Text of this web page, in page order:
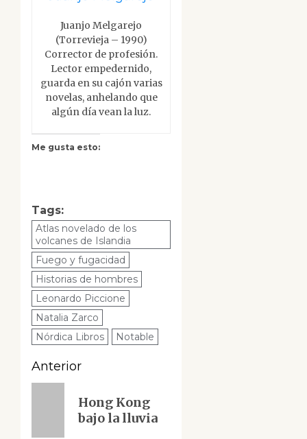
Juanjo Melgarejo
(Torrevieja – 1990)
Corrector de profesión.
Lector empedernido,
guarda en su cajón varias
novelas, anhelando que
algún día vean la luz.
Me gusta esto:
Tags:
Atlas novelado de los
volcanes de Islandia
Fuego y fugacidad
Historias de hombres
Leonardo Piccione
Natalia Zarco
Nórdica Libros
Notable
Navegación
entradas
Anterior
anterior:
Hong Kong
bajo la lluvia